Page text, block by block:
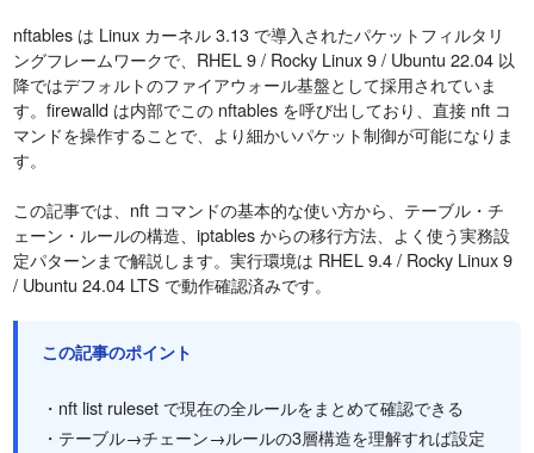
nftables は Linux カーネル 3.13 で導入されたパケットフィルタリ
ングフレームワークで、RHEL 9 / Rocky Linux 9 / Ubuntu 22.04 以
降ではデフォルトのファイアウォール基盤として採用されていま
す。firewalld は内部でこの nftables を呼び出しており、直接 nft コ
マンドを操作することで、より細かいパケット制御が可能になりま
す。
この記事では、nft コマンドの基本的な使い方から、テーブル・チ
ェーン・ルールの構造、iptables からの移行方法、よく使う実務設
定パターンまで解説します。実行環境は RHEL 9.4 / Rocky Linux 9
/ Ubuntu 24.04 LTS で動作確認済みです。
この記事のポイント
・nft list ruleset で現在の全ルールをまとめて確認できる
・テーブル→チェーン→ルールの3層構造を理解すれば設定